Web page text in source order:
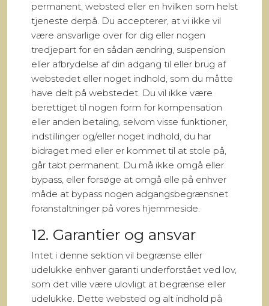
permanent, websted eller en hvilken som helst
tjeneste derpå. Du accepterer, at vi ikke vil
være ansvarlige over for dig eller nogen
tredjepart for en sådan ændring, suspension
eller afbrydelse af din adgang til eller brug af
webstedet eller noget indhold, som du måtte
have delt på webstedet. Du vil ikke være
berettiget til nogen form for kompensation
eller anden betaling, selvom visse funktioner,
indstillinger og/eller noget indhold, du har
bidraget med eller er kommet til at stole på,
går tabt permanent. Du må ikke omgå eller
bypass, eller forsøge at omgå elle på enhver
måde at bypass nogen adgangsbegrænsnet
foranstaltninger på vores hjemmeside.
12. Garantier og ansvar
Intet i denne sektion vil begrænse eller
udelukke enhver garanti underforstået ved lov,
som det ville være ulovligt at begrænse eller
udelukke. Dette websted og alt indhold på